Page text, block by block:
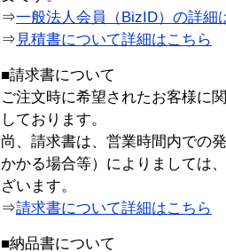
⇒一般法人会員（BizID）の詳細
⇒ 見積書について詳細はこちら
■請求書について
ご注文時に希望されたお客様に
しております。
尚、請求書は、営業時間内での
かかる場合等）によりましては
ざいます。
⇒請求書について詳細はこちら
■納品書について